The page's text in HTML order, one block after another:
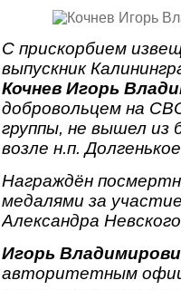
С прискорбием
выпускник
Кочнев Игорь
добровольцем на
группы, не вышел из
возле н.п.
Награждён
медалями за
Александра
Игорь
авторитетным